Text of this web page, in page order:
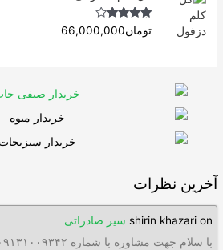
Rated4.63
out of 5
تومان66,000,000
آخرین نظرات
shirin khazari on
سیر صادراتی
با سلام جهت مشاوره با شماره ۰۹۱۳۱۰۰۹۳۴۲سرکار خانم…